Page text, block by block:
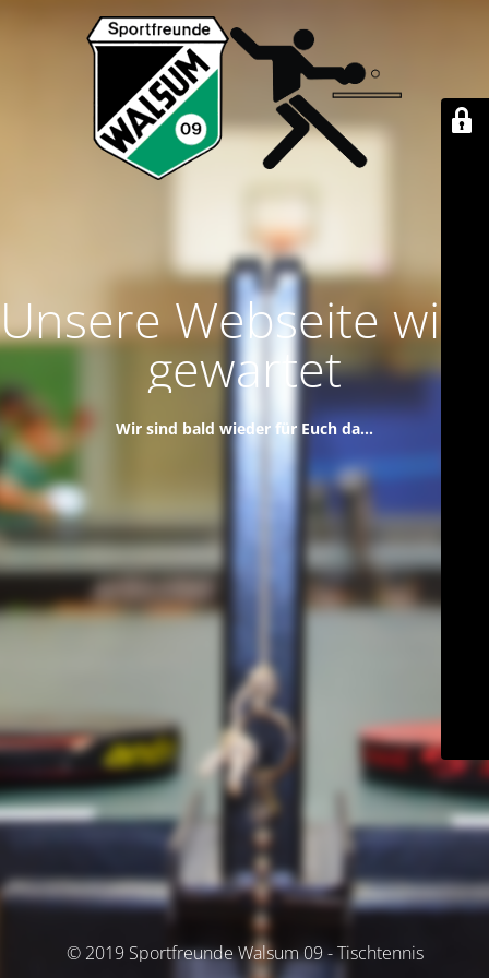
Unsere Webseite wird
gewartet
Wir sind bald wieder für Euch da...
© 2019 Sportfreunde Walsum 09 - Tischtennis